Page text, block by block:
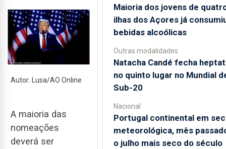
Autor: Lusa/AO Online
A maioria das
nomeações
deverá ser
Maioria dos jovens de
ilhas dos Açores já
bebidas alcoólicas
Outras modalidades
Natacha Candé fecha
no quinto lugar no Mundial
Sub-20
Nacional
Portugal continental em
meteorológica, mês
o julho mais seco do século